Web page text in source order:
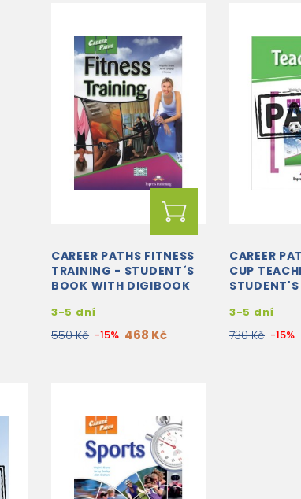
CAREER PATHS FITNESS
TRAINING - STUDENT´S
BOOK WITH DIGIBOOK
3-5 dní
550 Kč -15% 468 Kč
CAREER
CUP
AUDIO CD
3-5 dní
730 Kč -15%